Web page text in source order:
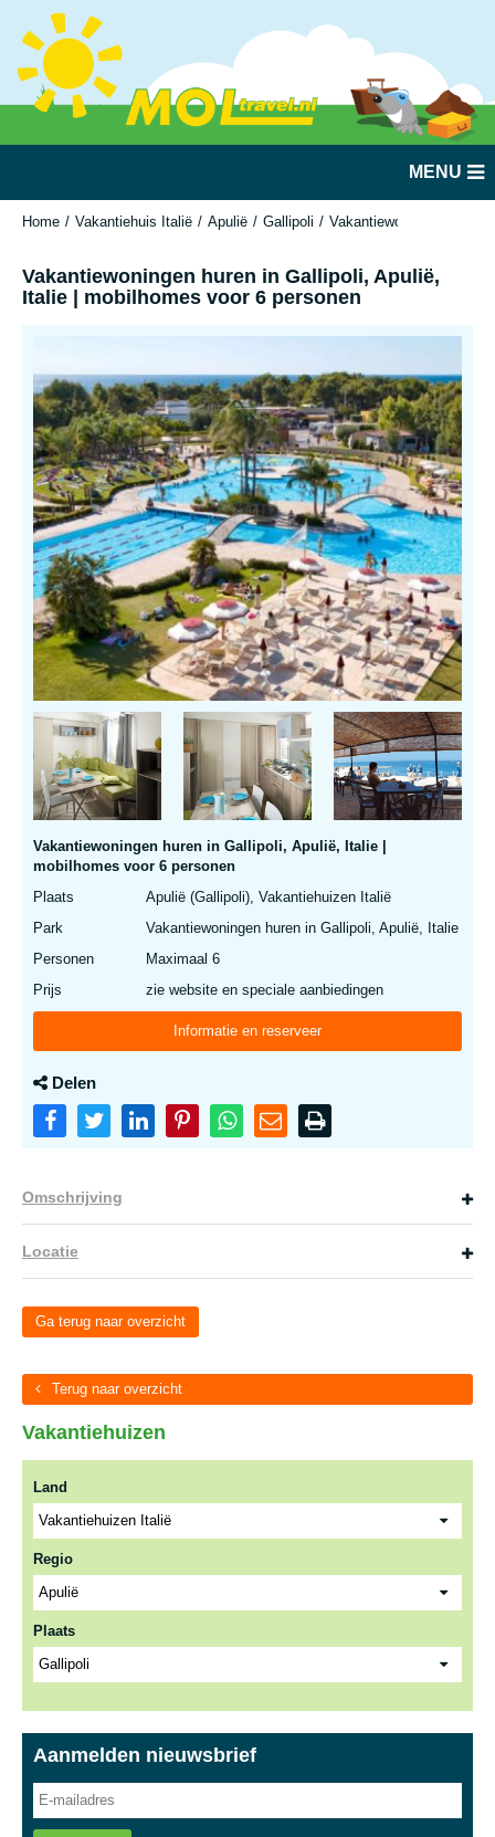
MENU
Home Vakantiehuis Italië Apulië Gallipoli Vakantiewoningen huren
Vakantiewoningen huren in Gallipoli, Apulië,
Italie | mobilhomes voor 6 personen
Vakantiewoningen huren in Gallipoli, Apulië, Italie |
mobilhomes voor 6 personen
Plaats
Apulië (Gallipoli), Vakantiehuizen Italië
Park
Vakantiewoningen huren in Gallipoli, Apulië, Italie
Personen
Maximaal 6
Prijs
zie website en speciale aanbiedingen
Informatie en reserveer
Delen
Omschrijving
Locatie
Ga terug naar overzicht
Terug naar overzicht
Vakantiehuizen
Land
Regio
Plaats
Aanmelden nieuwsbrief